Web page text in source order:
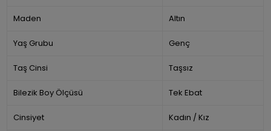
Maden Altın
Yaş Grubu Genç
Taş Cinsi Taşsız
Bilezik Boy Ölçüsü Tek Ebat
Cinsiyet Kadın / Kız